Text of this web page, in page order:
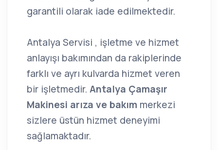
garantili olarak iade edilmektedir.
Antalya Servisi , işletme ve hizmet
anlayışı bakımından da rakiplerinde
farklı ve ayrı kulvarda hizmet veren
bir işletmedir. Antalya Çamaşır
Makinesi arıza ve bakım merkezi
sizlere üstün hizmet deneyimi
sağlamaktadır.